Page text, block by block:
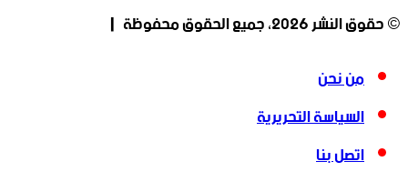
© حقوق النشر 2026، جميع الحقوق محفوظة |
من نحن
السياسة التحريرية
اتصل بنا